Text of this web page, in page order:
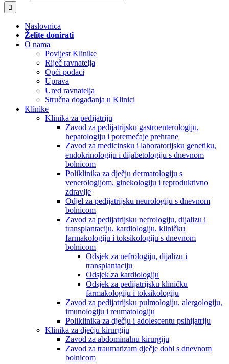
Naslovnica
Želite donirati
O nama
Povijest Klinike
Riječ ravnatelja
Opći podaci
Uprava
Ured ravnatelja
Stručna događanja u Klinici
Klinike
Klinika za pedijatriju
Zavod za pedijatrijsku gastroenterologiju,
hepatologiju i poremećaje prehrane
Zavod za medicinsku i laboratorijsku genetiku,
endokrinologiju i dijabetologiju s dnevnom
bolnicom
Poliklinika za dječju dermatologiju s
venerologijom, ginekologiju i reproduktivno
zdravlje
Odjel za pedijatrijsku neurologiju s dnevnom
bolnicom
Zavod za pedijatrijsku nefrologiju, dijalizu i
transplantaciju, kardiologiju, kliničku
farmakologiju i toksikologiju s dnevnom
bolnicom
Odsjek za nefrologiju, dijalizu i
transplantaciju
Odsjek za kardiologiju
Odsjek za pedijatrijsku kliničku
farmakologiju i toksikologiju
Zavod za pedijatrijsku pulmologiju, alergologiju,
imunologiju i reumatologiju
Poliklinika za dječju i adolescentu psihijatriju
Klinika za dječju kirurgiju
Zavod za abdominalnu kirurgiju
Zavod za traumatizam dječje dobi s dnevnom
bolnicom